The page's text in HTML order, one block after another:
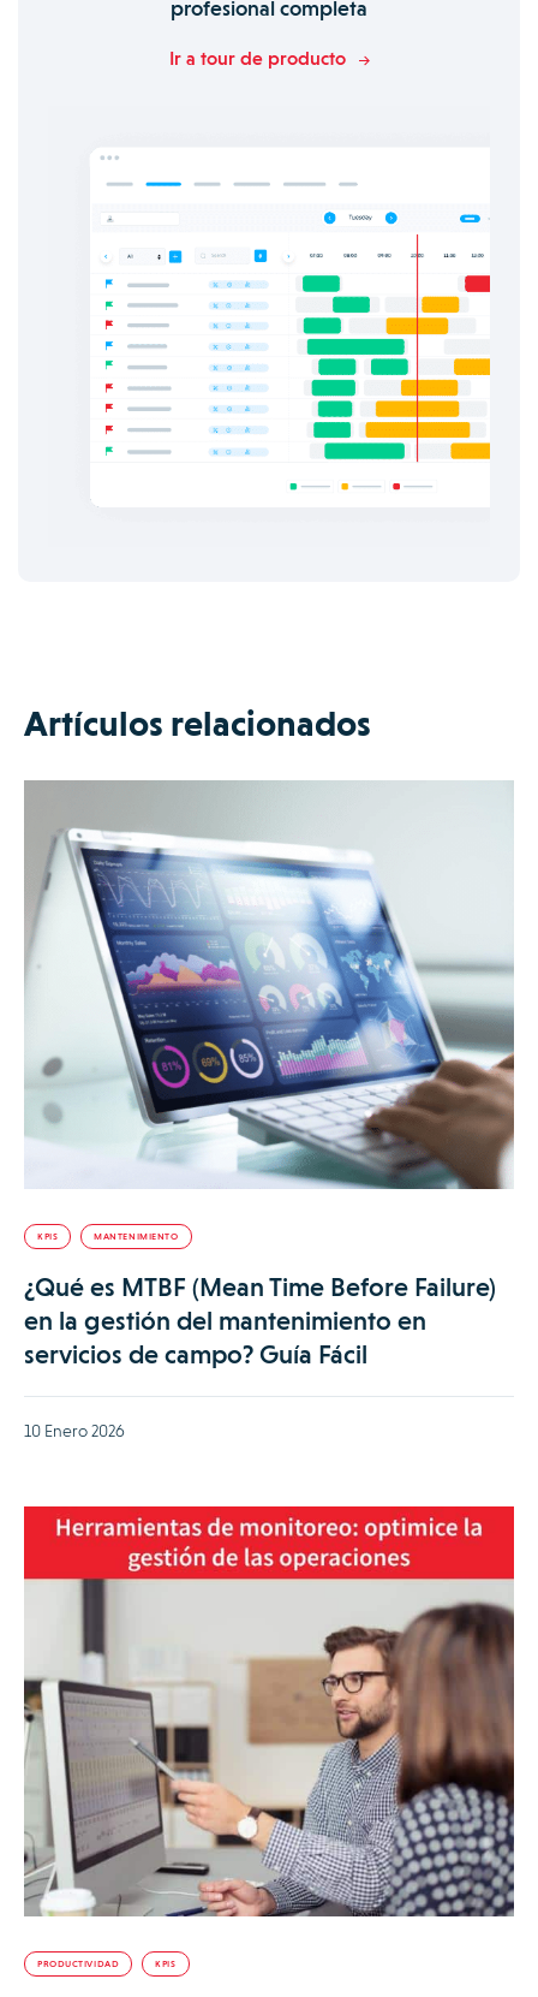
profesional completa
Ir a tour de producto
Artículos relacionados
KPIS MANTENIMIENTO
¿Qué es MTBF (Mean Time Before Failure)
en la gestión del mantenimiento en
servicios de campo? Guía Fácil
10 Enero 2026
PRODUCTIVIDAD KPIS